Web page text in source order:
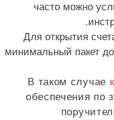
часто можно
Для открытия
минимальный пакет
В таком случае
обеспечения по